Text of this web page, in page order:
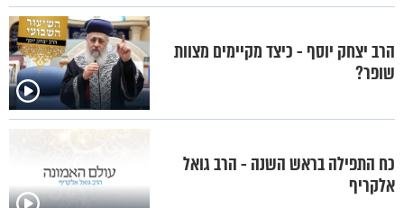
הרב יצחק יוסף - כיצד מקיימים מצוות
שופר?
כח התפילה בראש השנה - הרב גואל
אלקריף